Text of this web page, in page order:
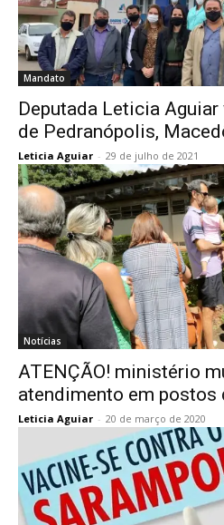
Mandato
Deputada Leticia
de Pedranópolis,
Leticia Aguiar - 29 de julho de 2021
Notícias
ATENÇÃO! ministério
atendimento em postos
Leticia Aguiar - 20 de março de 2020